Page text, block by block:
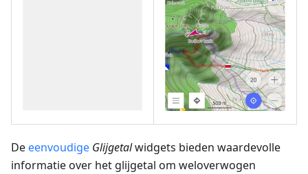
De eenvoudige Glijgetalwidgets bieden waardevolle
informatie over het glijgetal om weloverwogen